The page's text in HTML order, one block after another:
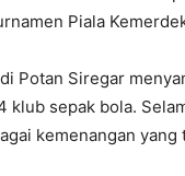
Piala
Potan Siregar
sepak bola.
kemenangan